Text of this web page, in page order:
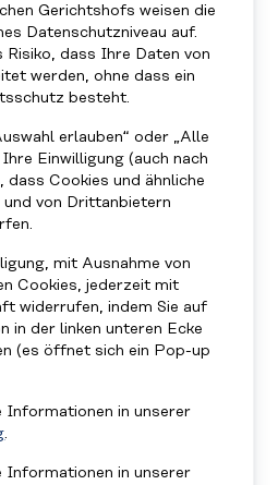
Gerichtshofs weisen die
Datenschutzniveau auf.
Risiko, dass Ihre Daten von
werden, ohne dass ein
besteht.
erlauben“ oder „Alle
Einwilligung (auch nach
dass Cookies und ähnliche
und von Drittanbietern
mit Ausnahme von
Cookies, jederzeit mit
widerrufen, indem Sie auf
in der linken unteren Ecke
(es öffnet sich ein Pop-up
Informationen in unserer
.
Informationen in unserer